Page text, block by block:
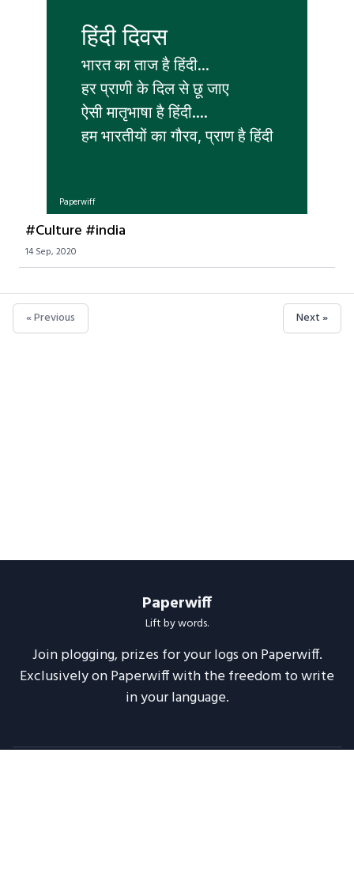
हिंदी दिवस
भारत का ताज है हिंदी...
हर प्राणी के दिल से छू जाए
ऐसी मातृभाषा है हिंदी....
हम भारतीयों का गौरव, प्राण है हिंदी
Paperwiff
#Culture #india
14 Sep, 2020
« Previous Next »
Paperwiff
Lift by words.
Join plogging, prizes for your logs on Paperwiff.
Exclusively on Paperwiff with the freedom to write
in your language.